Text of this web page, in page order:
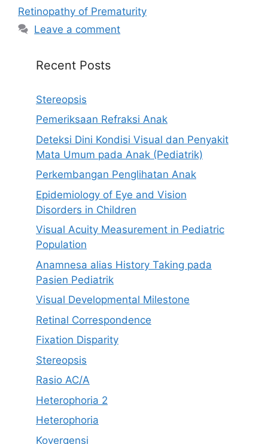
Retinopathy of Prematurity
Leave a comment
Recent Posts
Stereopsis
Pemeriksaan Refraksi Anak
Deteksi Dini Kondisi Visual dan Penyakit
Mata Umum pada Anak (Pediatrik)
Perkembangan Penglihatan Anak
Epidemiology of Eye and Vision
Disorders in Children
Visual Acuity Measurement in Pediatric
Population
Anamnesa alias History Taking pada
Pasien Pediatrik
Visual Developmental Milestone
Retinal Correspondence
Fixation Disparity
Stereopsis
Rasio AC/A
Heterophoria 2
Heterophoria
Kovergensi